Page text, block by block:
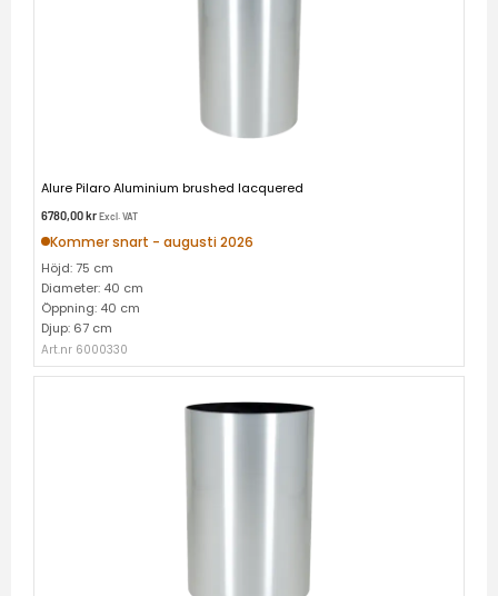
Alure Pilaro Aluminium brushed lacquered
6780,00krExcl. VAT
Kommer snart - augusti 2026
Höjd: 75 cm
Diameter: 40 cm
Öppning: 40 cm
Djup: 67 cm
Art.nr 6000330